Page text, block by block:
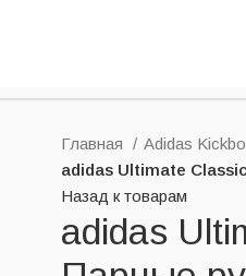
Главная Adidas
adidas Ultimate
Назад к товарам
adidas